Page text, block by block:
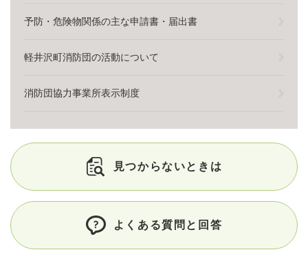
予防・危険物関係の主な申請書・届出書
軽井沢町消防団の活動について
消防団協力事業所表示制度
見つからないときは
よくある質問と回答